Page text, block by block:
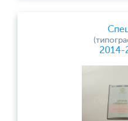
2014-